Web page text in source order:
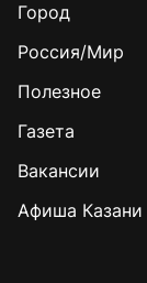
Город
Россия/Мир
Полезное
Газета
Вакансии
Афиша Казани